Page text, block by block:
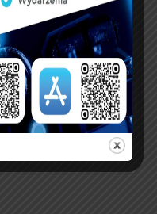
NEXT ARTICLE
Pisma FZZSM